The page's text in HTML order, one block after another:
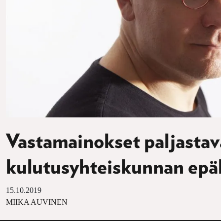
Vastamainokset
kulutusyhteiskunnan
15.10.2019
MIIKA AUVINEN